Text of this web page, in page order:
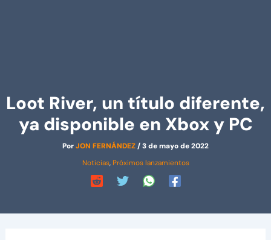
Loot River, un título diferente,
ya disponible en Xbox y PC
PorJON FERNÁNDEZ/3 de mayo de 2022
Noticias, Próximos lanzamientos